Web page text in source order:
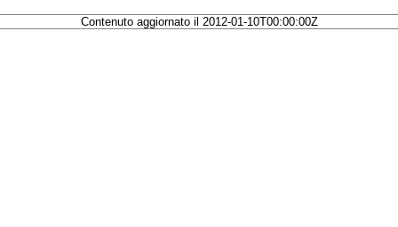
Contenuto aggiornato il 2012-01-10T00:00:00Z